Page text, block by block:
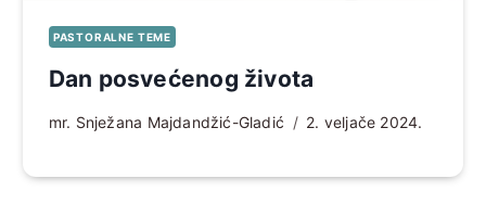
PASTORALNE TEME
Dan posvećenog života
mr. Snježana Majdandžić-Gladić 2. veljače 2024.